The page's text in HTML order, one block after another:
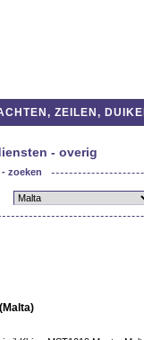
ZEILEN,
- overig
zoeken